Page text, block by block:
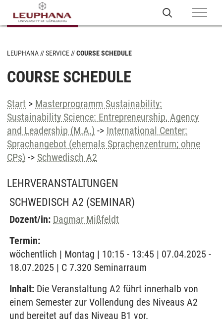
LEUPHANA SERVICE COURSE SCHEDULE
COURSE SCHEDULE
Start > Masterprogramm Sustainability:
Sustainability Science: Entrepreneurship, Agency
and Leadership (M.A.) -> International Center:
Sprachangebot (ehemals Sprachenzentrum; ohne
CPs) -> Schwedisch A2
LEHRVERANSTALTUNGEN
SCHWEDISCH A2 (SEMINAR)
Dozent/in: Dagmar Mißfeldt
Termin:
wöchentlich | Montag | 10:15 - 13:45 | 07.04.2025 -
18.07.2025 | C 7.320 Seminarraum
Inhalt: Die Veranstaltung A2 führt innerhalb von
einem Semester zur Vollendung des Niveaus A2
und bereitet auf das Niveau B1 vor.